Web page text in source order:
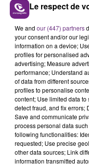
FIL D'ACTU
11h37
LA CENTRALE
TOUJOURS À
Cela fait déjà une
nucléaire
Le respect de
We and our (447) partners
your consent and/or our
information on a device;
profiles for personalised
advertising; Measure
performance; Understand
of data from different
profiles to personalise
content; Use limited data
detect fraud, and fix errors;
Save and communicate
process personal data
following functionalities:
requested; Use precise
other data sources; Link
information transmitted